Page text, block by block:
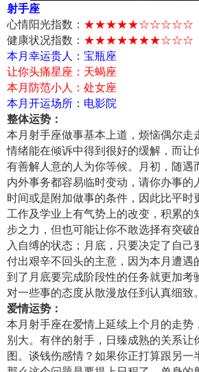
射手座
心情阳光指数： ★★★★★☆☆☆☆☆
健康状况指数： ★★★★★★★☆☆☆
本月幸运贵人：宝瓶座
让你头痛星座：天蝎座
本月防范小人：处女座
本月开运场所：电影院
整体运势：
本月射手座做事基本上道，烦恼偶尔走
情绪能在倾诉中得到很好的缓解，而让
有善解人意的人为你等候。月初，随遇
内外事务都容易临时变动，请你办事的
时间或是附加做事的条件，因此比平时
工作及学业上有气势上的改变，积累的
步之力，但也可能让你不敢选择有突破
入自缚的状态；月底，只要决定了自己
付出艰辛不回头的主意，因为本月遭遇
到了月底要完成阶段性的任务就更加考
对一些事的态度从散漫放任到认真细致。
爱情运势：
本月射手座在爱情上延续上个月的走势
别大。有伴的射手，日臻成熟的关系让
图。谈钱伤感情？如果你正打算跟另一